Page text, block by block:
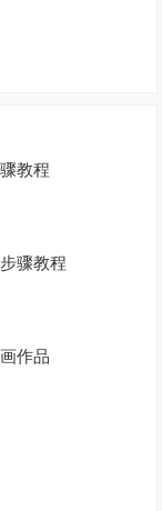
教程
骤教程
作品